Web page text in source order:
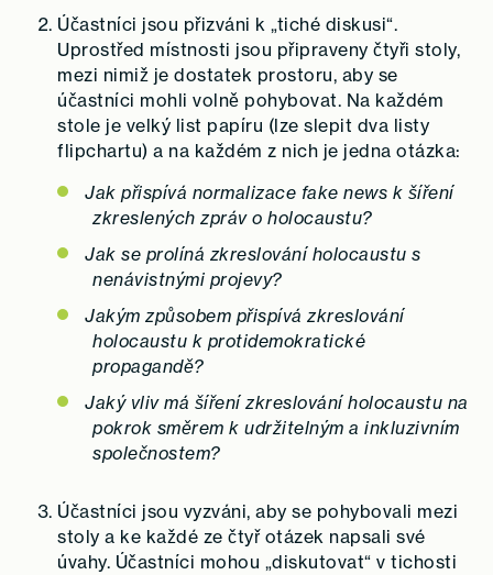
Účastníci jsou přizváni k „tiché diskusi“.
Uprostřed místnosti jsou připraveny čtyři stoly,
mezi nimiž je dostatek prostoru, aby se
účastníci mohli volně pohybovat. Na každém
stole je velký list papíru (lze slepit dva listy
flipchartu) a na každém z nich je jedna otázka:
Jak přispívá normalizace fake news k šíření
zkreslených zpráv o holocaustu?
Jak se prolíná zkreslování holocaustu s
nenávistnými projevy?
Jakým způsobem přispívá zkreslování
holocaustu k protidemokratické
propagandě?
Jaký vliv má šíření zkreslování holocaustu na
pokrok směrem k udržitelným a inkluzivním
společnostem?
Účastníci jsou vyzváni, aby se pohybovali mezi
stoly a ke každé ze čtyř otázek napsali své
úvahy. Účastníci mohou „diskutovat“ v tichosti